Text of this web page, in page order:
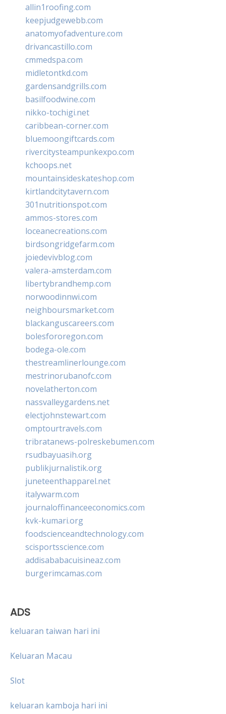
allin1roofing.com
keepjudgewebb.com
anatomyofadventure.com
drivancastillo.com
cmmedspa.com
midletontkd.com
gardensandgrills.com
basilfoodwine.com
nikko-tochigi.net
caribbean-corner.com
bluemoongiftcards.com
rivercitysteampunkexpo.com
kchoops.net
mountainsideskateshop.com
kirtlandcitytavern.com
301nutritionspot.com
ammos-stores.com
loceanecreations.com
birdsongridgefarm.com
joiedevivblog.com
valera-amsterdam.com
libertybrandhemp.com
norwoodinnwi.com
neighboursmarket.com
blackanguscareers.com
bolesfororegon.com
bodega-ole.com
thestreamlinerlounge.com
mestrinorubanofc.com
novelatherton.com
nassvalleygardens.net
electjohnstewart.com
omptourtravels.com
tribratanews-polreskebumen.com
rsudbayuasih.org
publikjurnalistik.org
juneteenthapparel.net
italywarm.com
journaloffinanceeconomics.com
kvk-kumari.org
foodscienceandtechnology.com
scisportsscience.com
addisababacuisineaz.com
burgerimcamas.com
ADS
keluaran taiwan hari ini
Keluaran Macau
Slot
keluaran kamboja hari ini